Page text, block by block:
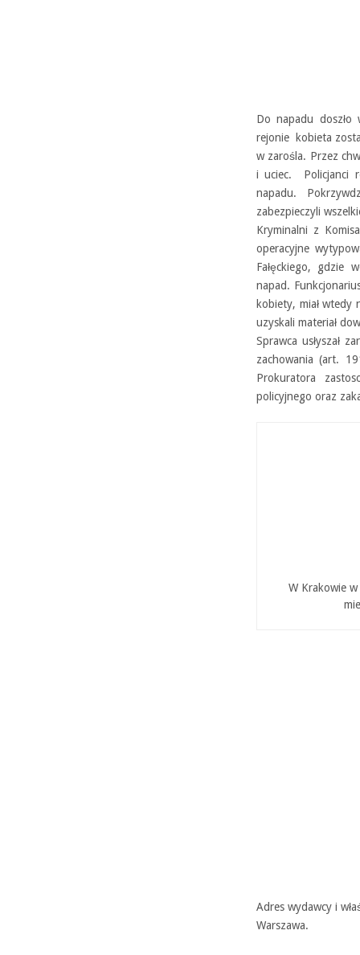
Do napadu doszło
rejonie kobieta
w zarośla. Przez
i uciec. Policjanci
napadu.
zabezpieczyli
Kryminalni z
operacyjne
Fałęckiego, gdzie
napad.
kobiety, miał wtedy
uzyskali materiał
Sprawca usłyszał
zachowania (art.
Prokuratora
policyjnego oraz
W Krakowie
Adres wydawcy i
Warszawa.